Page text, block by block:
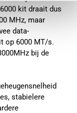
kit draait dus
MHz, maar
data-
op 6000 MT/s.
bij de
stabielere